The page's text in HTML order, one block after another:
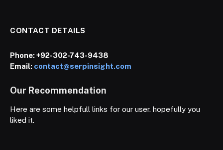
CONTACT DETAILS
Phone:+92-302-743-9438
Email: contact@serpinsight.com
Our Recommendation
Here are some helpfull links for our user. hopefully you
liked it.